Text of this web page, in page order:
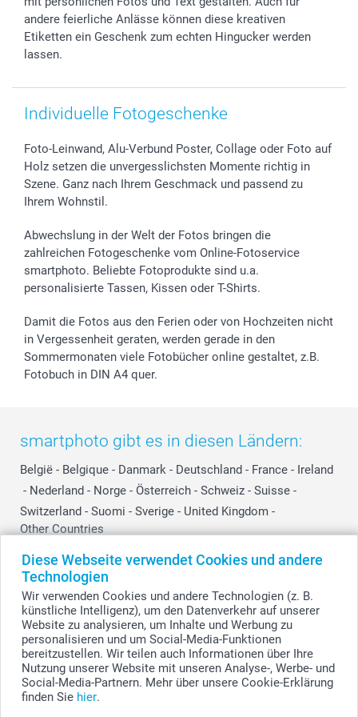
Diese Webseite verwendet Cookies und andere
Technologien
Wir verwenden Cookies und andere Technologien (z. B.
künstliche Intelligenz), um den Datenverkehr auf unserer
Website zu analysieren, um Inhalte und Werbung zu
personalisieren und um Social-Media-Funktionen
bereitzustellen. Wir teilen auch Informationen über Ihre
Nutzung unserer Website mit unseren Analyse-, Werbe- und
Social-Media-Partnern. Mehr über unsere Cookie-Erklärung
finden Sie hier.
Investor Relations
B2B smartbusiness
Widerrufsrecht
Geburtstag
Geburt
Zu allen Anlässen
Anmelden /Registrieren
Sitemap
Status der Bestellung
smartbonus
andere feierliche Anlässe können diese kreativen
Etiketten ein Geschenk zum echten Hingucker werden
lassen.
Individuelle Fotogeschenke
Foto-Leinwand, Alu-Verbund Poster, Collage oder Foto auf
Holz setzen die unvergesslichsten Momente richtig in
Szene. Ganz nach Ihrem Geschmack und passend zu
Ihrem Wohnstil.
Abwechslung in der Welt der Fotos bringen die
zahlreichen Fotogeschenke vom Online-Fotoservice
smartphoto. Beliebte Fotoprodukte sind u.a.
personalisierte Tassen, Kissen oder T-Shirts.
Damit die Fotos aus den Ferien oder von Hochzeiten nicht
in Vergessenheit geraten, werden gerade in den
Sommermonaten viele Fotobücher online gestaltet, z.B.
Fotobuch in DIN A4 quer.
smartphoto gibt es in diesen Ländern:
België - Belgique - Danmark - Deutschland - France - Ireland
- Nederland - Norge - Österreich - Schweiz - Suisse -
Switzerland - Suomi - Sverige - United Kingdom -
Other Countries
© smartphoto Group. Alle Rechte vorbehalten.
Alle Preise verstehen sich in Schweizer Franken (CHF) inkl. MwSt. und zzgl.
Versandkosten.